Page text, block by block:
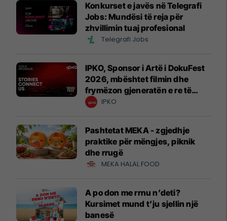
Konkurset e javës në Telegrafi
Jobs: Mundësi të reja për
zhvillimin tuaj profesional
Telegrafi Jobs
IPKO, Sponsor i Artë i DokuFest
2026, mbështet filmin dhe
frymëzon gjeneratën e re të
krijuesve
IPKO
Pashtetat MEKA - zgjedhje
praktike për mëngjes, piknik
dhe rrugë
MEKA HALAL FOOD
A po don me rrnu n’deti?
Kursimet mund t’ju sjellin një
banesë